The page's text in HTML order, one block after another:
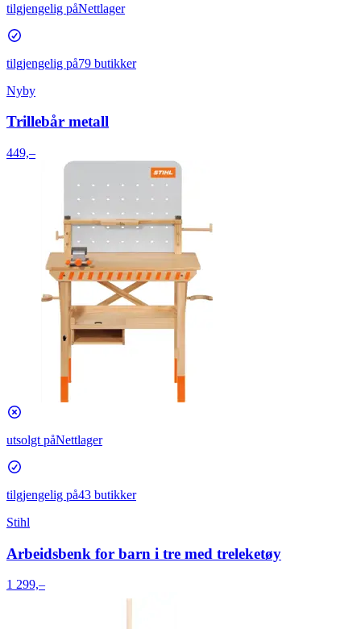
tilgjengelig påNettlager
tilgjengelig på79 butikker
Nyby
Trillebår metall
449,–
utsolgt påNettlager
tilgjengelig på43 butikker
Stihl
Arbeidsbenk for barn i tre med treleketøy
1 299,–